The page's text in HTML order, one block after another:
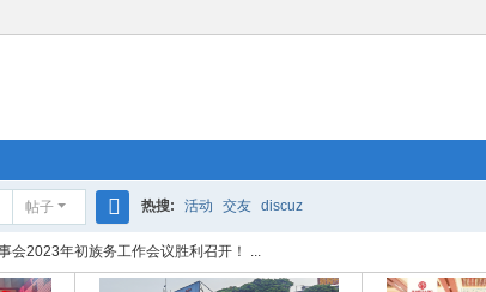
帖子
搜
索
热搜: 活动 交友 discuz
会2023年初族务工作会议胜利召开！ ...